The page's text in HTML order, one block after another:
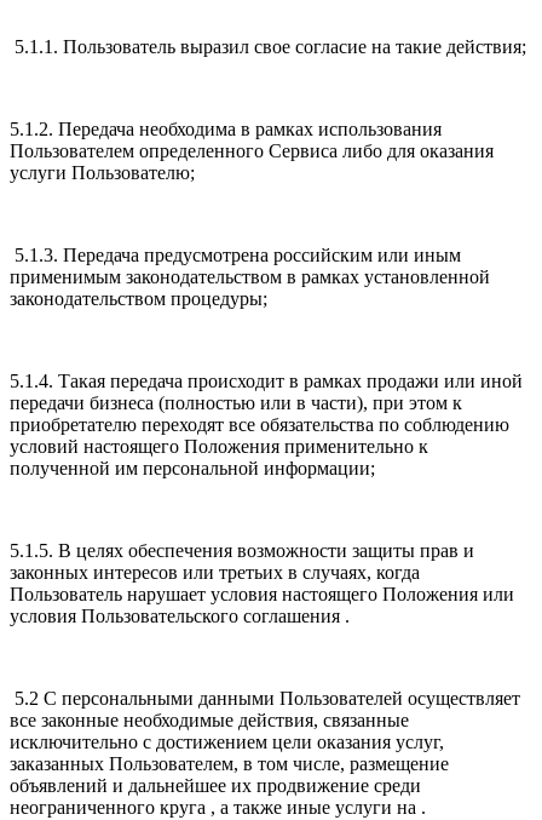
5.1.1. Пользователь выразил свое согласие на такие действия;
5.1.2. Передача необходима в рамках использования
Пользователем определенного Сервиса либо для оказания
услуги Пользователю;
5.1.3. Передача предусмотрена российским или иным
применимым законодательством в рамках установленной
законодательством процедуры;
5.1.4. Такая передача происходит в рамках продажи или иной
передачи бизнеса (полностью или в части), при этом к
приобретателю переходят все обязательства по соблюдению
условий настоящего Положения применительно к
полученной им персональной информации;
5.1.5. В целях обеспечения возможности защиты прав и
законных интересов или третьих в случаях, когда
Пользователь нарушает условия настоящего Положения или
условия Пользовательского соглашения .
5.2 С персональными данными Пользователей осуществляет
все законные необходимые действия, связанные
исключительно с достижением цели оказания услуг,
заказанных Пользователем, в том числе, размещение
объявлений и дальнейшее их продвижение среди
неограниченного круга , а также иные услуги на .